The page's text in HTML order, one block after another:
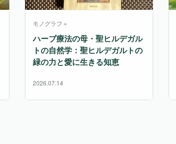
モノグラフ＋
ハーブ療法の母・聖ヒルデガル
トの自然学：聖ヒルデガルトの
緑の力と愛に生きる知恵
2026.07.14